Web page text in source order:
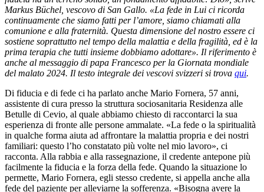
Markus Büchel, vescovo di San Gallo. «La fede in Lui ci ricorda
continuamente che siamo fatti per l’amore, siamo chiamati alla
comunione e alla fraternità. Questa dimensione del nostro essere ci
sostiene soprattutto nel tempo della malattia e della fragilità, ed è la
prima terapia che tutti insieme dobbiamo adottare». Il riferimento è
anche al messaggio di papa Francesco per la Giornata mondiale
del malato 2024. Il testo integrale dei vescovi svizzeri si trova qui.
Di fiducia e di fede ci ha parlato anche Mario Fornera, 57 anni,
assistente di cura presso la struttura sociosanitaria Residenza alle
Betulle di Cevio, al quale abbiamo chiesto di raccontarci la sua
esperienza di fronte alle persone ammalate. «La fede o la spiritualità
in qualche forma aiuta ad affrontare la malattia propria e dei nostri
familiari: questo l’ho constatato più volte nel mio lavoro», ci
racconta. Alla rabbia e alla rassegnazione, il credente antepone più
facilmente la fiducia e la forza della fede. Quando la situazione lo
permette, Mario Fornera, egli stesso credente, si appella anche alla
fede del paziente per alleviarne la sofferenza. «Bisogna avere la